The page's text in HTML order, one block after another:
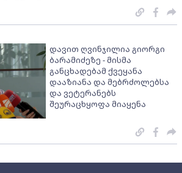
დავით ღვინჯილია გიორგი
ბარამიძეზე - მისმა
განცხადებამ ქვეყანა
დააზიანა და მებრძოლებსა
და ვეტერანებს
შეურაცხყოფა მიაყენა